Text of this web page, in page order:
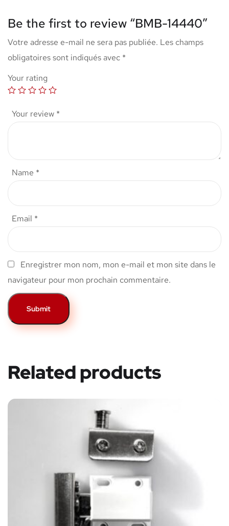
Be the first to review “BMB-14440”
Votre adresse e-mail ne sera pas publiée. Les champs
obligatoires sont indiqués avec *
Your rating
Your review *
Name *
Email *
Enregistrer mon nom, mon e-mail et mon site dans le
navigateur pour mon prochain commentaire.
Related products